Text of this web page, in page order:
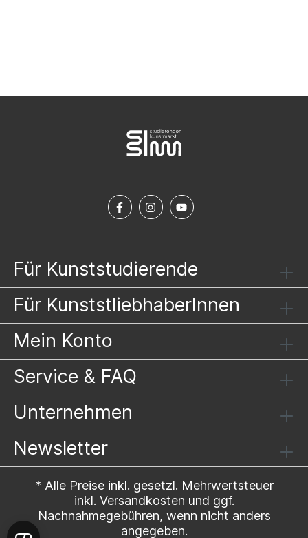
Für Kunststudierende
Für KunststliebhaberInnen
Mein Konto
Service & FAQ
Unternehmen
Newsletter
* Alle Preise inkl. gesetzl. Mehrwertsteuer
inkl. Versandkosten und ggf.
Nachnahmegebühren, wenn nicht anders
angegeben.